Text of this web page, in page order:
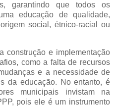
garantindo que todos os
educação de qualidade,
social, étnico-racial ou
construção e implementação
como a falta de recursos
e a necessidade de
da educação. No entanto, é
municipais invistam na
pois ele é um instrumento